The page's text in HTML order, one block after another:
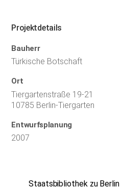
Projektdetails
Bauherr
Türkische Botschaft
Ort
Tiergartenstraße 19-21
10785 Berlin-Tiergarten
Entwurfsplanung
2007
Staatsbibliothek zu Berlin